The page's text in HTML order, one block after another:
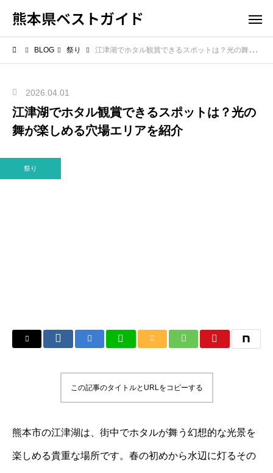
熊本県ベストガイド
BLOG 祭り 江津湖でホタル観賞できるスポットは？光の舞が楽しめる穴場エリアを紹介
2026.04.01
江津湖でホタル観賞できるスポットは？光の
舞が楽しめる穴場エリアを紹介
祭り
この記事のタイトルとURLをコピーする
熊本市の江津湖は、街中でホタルが舞う幻想的な光景を
楽しめる貴重な場所です。春の初めから水辺に灯るその